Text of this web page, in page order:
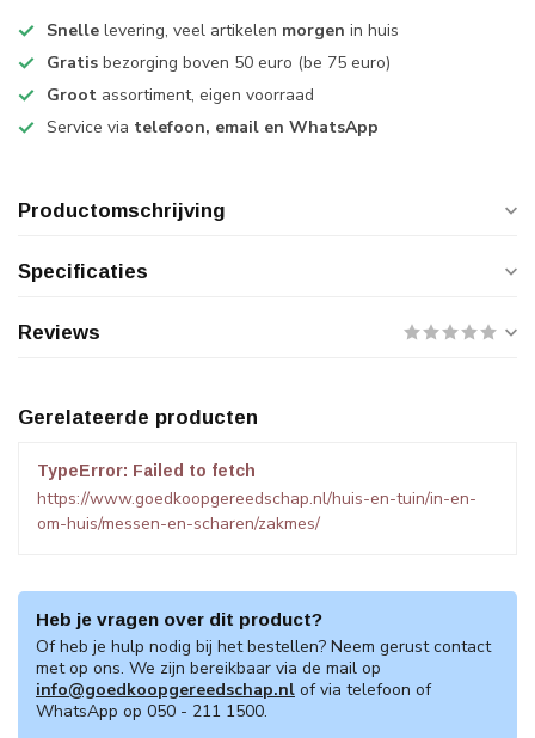
Snelle levering, veel artikelen morgen in huis
Gratis bezorging boven 50 euro (be 75 euro)
Groot assortiment, eigen voorraad
Service via telefoon, email en WhatsApp
Productomschrijving
Specificaties
Reviews
Gerelateerde producten
TypeError: Failed to fetch
https://www.goedkoopgereedschap.nl/huis-en-tuin/in-en-
om-huis/messen-en-scharen/zakmes/
Heb je vragen over dit product?
Of heb je hulp nodig bij het bestellen? Neem gerust contact
met op ons. We zijn bereikbaar via de mail op
info@goedkoopgereedschap.nl of via telefoon of
WhatsApp op 050 - 211 1500.